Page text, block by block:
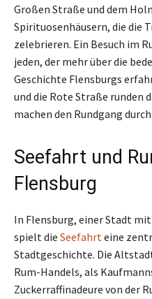
Großen Straße und dem
Spirituosenhäusern, die die
zelebrieren. Ein Besuch im
jeden, der mehr über die
Geschichte Flensburgs
und die Rote Straße runden
machen den Rundgang
Seefahrt und
Flensburg
In Flensburg, einer Stadt
spielt die Seefahrteine
Stadtgeschichte. Die
Rum-Handels, als
Zuckerraffinadeure von der